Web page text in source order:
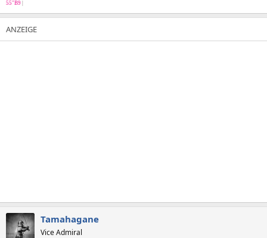
55"B9
Tamahagane
Vice Admiral